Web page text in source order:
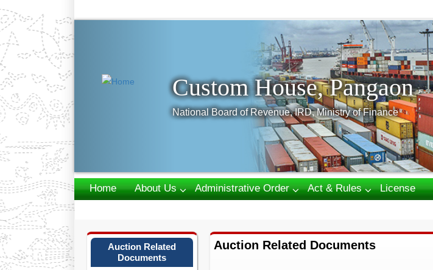
Custom House, Pangaon
National Board of Revenue, IRD, Ministry of Finance
Home About Us Administrative Order Act & Rules License
Auction Related
Documents
Auction Related Documents